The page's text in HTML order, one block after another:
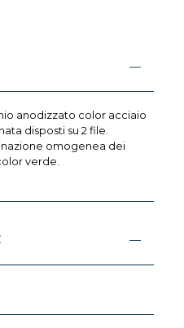
anodizzato color acciaio
disposti su 2 file.
omogenea dei
verde.